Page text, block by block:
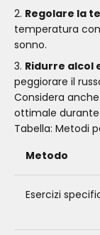
Regolare la
temperatura
sonno.
Ridurre alcol
peggiorare il
Considera
ottimale
Tabella: Metodi
Metodo
Esercizi